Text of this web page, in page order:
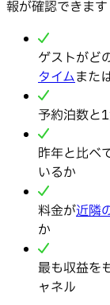
報が確認できます
ゲストがど
タイムまた
予約泊数と
昨年と比べ
いるか
料金が近隣
か
最も収益を
ャネル